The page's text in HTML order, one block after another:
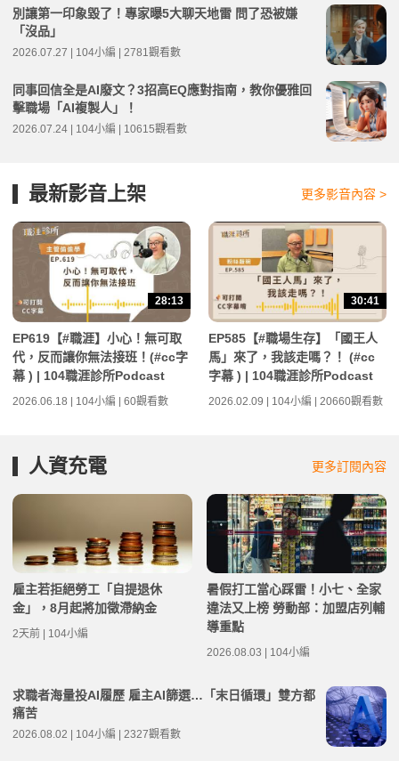
別讓第一印象毀了！專家曝5大聊天地雷 問了恐被嫌
「沒品」
2026.07.27 | 104小編 | 2781觀看數
同事回信全是AI廢文？3招高EQ應對指南，教你優雅回
擊職場「AI複製人」！
2026.07.24 | 104小編 | 10615觀看數
最新影音上架 更多影音內容 >
28:13
EP619【#職涯】小心！無可取
代，反而讓你無法接班！(#cc字
幕 ) | 104職涯診所Podcast
2026.06.18 | 104小編 | 60觀看數
30:41
EP585【#職場生存】「國王人
馬」來了，我該走嗎？！ (#cc
字幕 ) | 104職涯診所Podcast
2026.02.09 | 104小編 | 20660觀看數
人資充電 更多訂閱內容
雇主若拒絕勞工「自提退休
金」，8月起將加徵滯納金
2天前 | 104小編
暑假打工當心踩雷！小七、全家
違法又上榜 勞動部：加盟店列輔
導重點
2026.08.03 | 104小編
求職者海量投AI履歷 雇主AI篩選…「末日循環」雙方都
痛苦
2026.08.02 | 104小編 | 2327觀看數